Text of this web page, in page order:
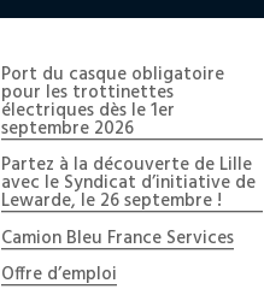
Port du casque obligatoire
pour les trottinettes
électriques dès le 1er
septembre 2026
Partez à la découverte de Lille
avec le Syndicat d’initiative de
Lewarde, le 26 septembre !
Camion Bleu France Services
Offre d’emploi